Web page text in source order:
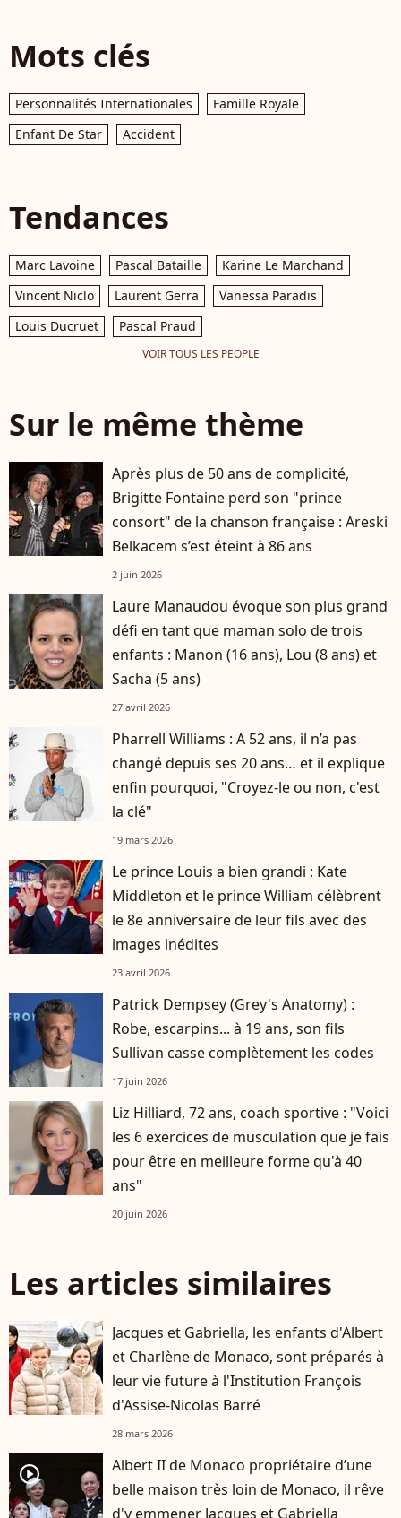
Mots clés
Personnalités Internationales
Famille Royale
Enfant De Star
Accident
Tendances
Marc Lavoine Pascal Bataille
Karine Le Marchand
Vincent Niclo
Laurent Gerra
Vanessa Paradis
Louis Ducruet
Pascal Praud
VOIR TOUS LES PEOPLE
Sur le même thème
Après plus de 50 ans de complicité,
Brigitte Fontaine perd son "prince
consort" de la chanson française : Areski
Belkacem s’est éteint à 86 ans
2 juin 2026
Laure Manaudou évoque son plus grand
défi en tant que maman solo de trois
enfants : Manon (16 ans), Lou (8 ans) et
Sacha (5 ans)
27 avril 2026
Pharrell Williams : A 52 ans, il n’a pas
changé depuis ses 20 ans… et il explique
enfin pourquoi, "Croyez-le ou non, c'est
la clé"
19 mars 2026
Le prince Louis a bien grandi : Kate
Middleton et le prince William célèbrent
le 8e anniversaire de leur fils avec des
images inédites
23 avril 2026
Patrick Dempsey (Grey's Anatomy) :
Robe, escarpins... à 19 ans, son fils
Sullivan casse complètement les codes
17 juin 2026
Liz Hilliard, 72 ans, coach sportive : "Voici
les 6 exercices de musculation que je fais
pour être en meilleure forme qu'à 40
ans"
20 juin 2026
Les articles similaires
Jacques et Gabriella, les enfants d'Albert
et Charlène de Monaco, sont préparés à
leur vie future à l'Institution François
d'Assise-Nicolas Barré
28 mars 2026
player2
Albert II de Monaco propriétaire d’une
belle maison très loin de Monaco, il rêve
d'y emmener Jacques et Gabriella